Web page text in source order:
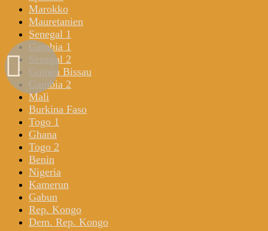
Marokko
Mauretanien
Senegal 1
Gambia 1
Senegal 2
Guinea Bissau
Gambia 2
Mali
Burkina Faso
Togo 1
Ghana
Togo 2
Benin
Nigeria
Kamerun
Gabun
Rep. Kongo
Dem. Rep. Kongo